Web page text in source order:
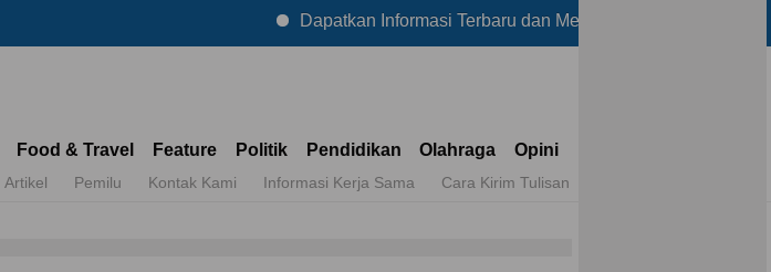
Dapatkan Informasi Terbaru dan Menarik Lainnya Hanya di Reportase
Food & Travel Feature Politik Pendidikan Olahraga Opini
Artikel Pemilu Kontak Kami Informasi Kerja Sama Cara Kirim Tulisan